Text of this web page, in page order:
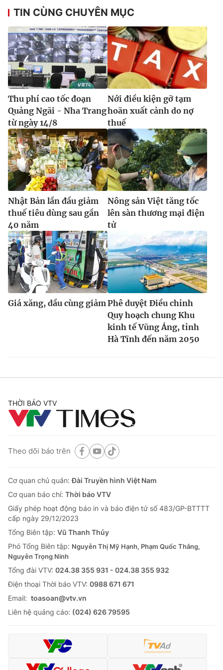
Ðiện thoại Thời báo VTV:
024.66 897 897
Email:
toasoan@vtv.vn
Liên hệ quảng cáo:024-7300.7108
® Cấm sao chép dưới mọi hình thức nếu không có sự chấp
thuận bằng văn bản. Ghi rõ nguồn VTV.vn khi phát hành lại
thông tin từ website này.
TIN CÙNG CHUYÊN MỤC
Thu phí cao tốc đoạn
Quảng Ngãi - Nha Trang
từ ngày 14/8
Nới điều kiện gỡ tạm
hoãn xuất cảnh do nợ
thuế
Nhật Bản lần đầu giảm
thuế tiêu dùng sau gần
40 năm
Nông sản Việt tăng tốc
lên sàn thương mại điện
tử
Giá xăng, dầu cùng giảm Phê duyệt Điều chỉnh
Quy hoạch chung Khu
kinh tế Vũng Áng, tỉnh
Hà Tĩnh đến năm 2050
THỜI BÁO VTV
Theo dõi báo trên
Cơ quan chủ quản:Đài Truyền hình Việt Nam
Cơ quan báo chí: Thời báo VTV
Giấy phép hoạt động báo in và báo điện tử số 483/GP-BTTTT
cấp ngày 29/12/2023
Tổng Biên tập: Vũ Thanh Thủy
Phó Tổng Biên tập: Nguyễn Thị Mỹ Hạnh, Phạm Quốc Thắng,
Nguyễn Trọng Ninh
Tổng đài VTV: 024.38 355 931 - 024.38 355 932
Ðiện thoại Thời báo VTV: 0988 671 671
Email: toasoan@vtv.vn
Liên hệ quảng cáo: (024) 626 79595